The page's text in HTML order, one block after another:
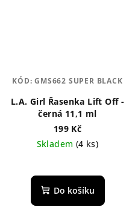
L.A. Girl Řasenka Lift Off -
černá 11,1 ml
199 Kč
Skladem (4 ks)
Do košíku
KÓD:GMS662 SUPER BLACK